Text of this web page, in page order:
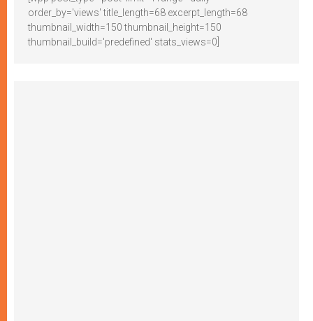
order_by='views' title_length=68 excerpt_length=68
thumbnail_width=150 thumbnail_height=150
thumbnail_build='predefined' stats_views=0]